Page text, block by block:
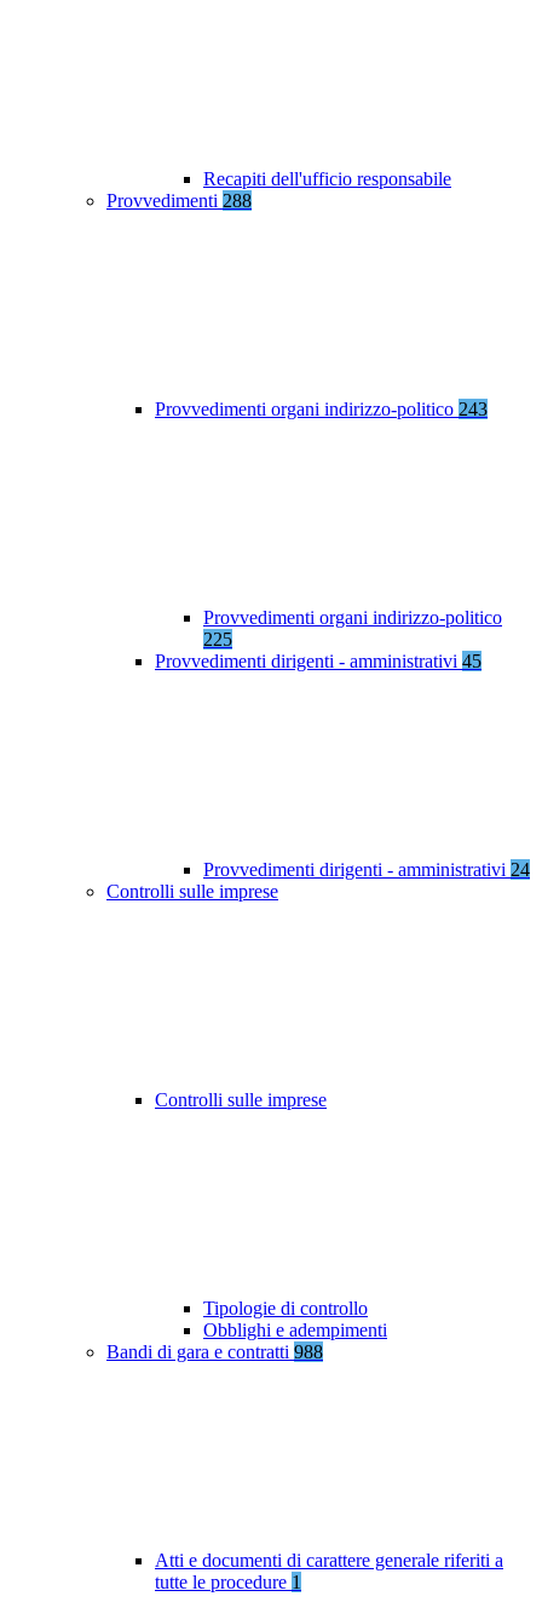
Recapiti dell'ufficio responsabile
Provvedimenti 288
Provvedimenti organi indirizzo-politico 243
Provvedimenti organi indirizzo-politico
225
Provvedimenti dirigenti - amministrativi 45
Provvedimenti dirigenti - amministrativi 24
Controlli sulle imprese
Controlli sulle imprese
Tipologie di controllo
Obblighi e adempimenti
Bandi di gara e contratti 988
Atti e documenti di carattere generale riferiti a
tutte le procedure 1